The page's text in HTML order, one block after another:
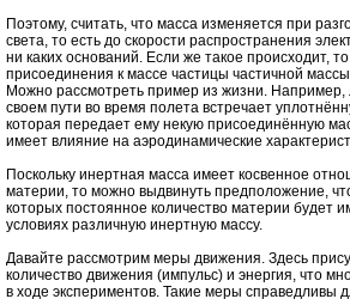
Поэтому, считать, что масса изменяется при
света, то есть до скорости распространения
ни каких оснований. Если же такое происходит,
присоединения к массе частицы частичной
Можно рассмотреть пример из жизни.
своем пути во время полета встречает
которая передает ему некую присоединённую
имеет влияние на аэродинамические
Поскольку инертная масса имеет косвенное
материи, то можно выдвинуть предположение,
которых постоянное количество материи будет
условиях различную инертную массу.
Давайте рассмотрим меры движения. Здесь
количество движения (импульс) и энергия, что
в ходе экспериментов. Такие меры справедливы